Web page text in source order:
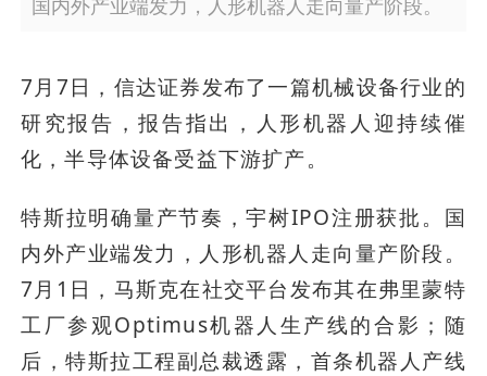
国内外产业端发力，人形机器人走向量产阶段。
7月7日，信达证券发布了一篇机械设备行业的
研究报告，报告指出，人形机器人迎持续催
化，半导体设备受益下游扩产。
特斯拉明确量产节奏，宇树IPO注册获批。国
内外产业端发力，人形机器人走向量产阶段。
7月1日，马斯克在社交平台发布其在弗里蒙特
工厂参观Optimus机器人生产线的合影；随
后，特斯拉工程副总裁透露，首条机器人产线